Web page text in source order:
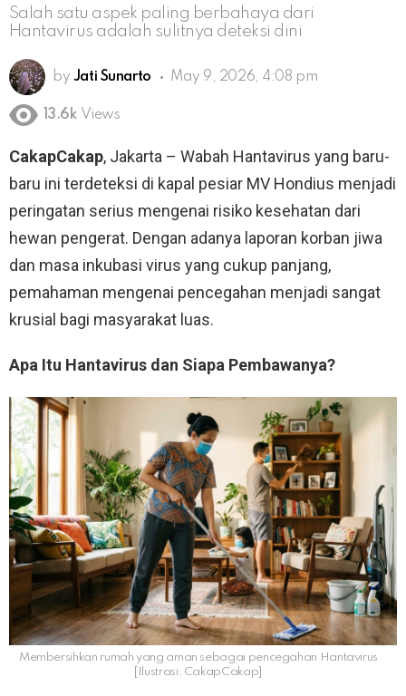
Salah satu aspek paling berbahaya dari
Hantavirus adalah sulitnya deteksi dini
by Jati Sunarto May 9, 2026, 4:08 pm
13.6k Views
CakapCakap, Jakarta – Wabah Hantavirus yang baru-
baru ini terdeteksi di kapal pesiar MV Hondius menjadi
peringatan serius mengenai risiko kesehatan dari
hewan pengerat. Dengan adanya laporan korban jiwa
dan masa inkubasi virus yang cukup panjang,
pemahaman mengenai pencegahan menjadi sangat
krusial bagi masyarakat luas.
Apa Itu Hantavirus dan Siapa Pembawanya?
Membersihkan rumah yang aman sebagai pencegahan Hantavirus
[Ilustrasi: CakapCakap]